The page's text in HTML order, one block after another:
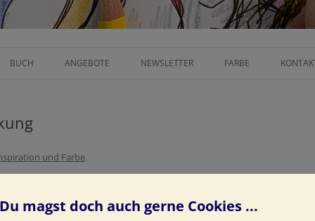
Inhalt
BUCH ANGEBOTE
NEUROGRAPHIK BASISKURS
NEWSLETTER FARBE
und Farbe.
Du magst doch auch gerne Cookies ...